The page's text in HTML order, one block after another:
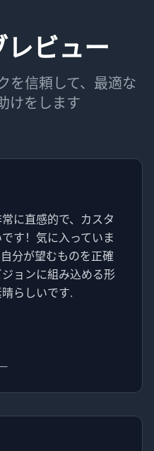
レビュー
を信頼して、最適な
けをします
に直感的で、カスタ
す！気に入っていま
分が望むものを正確
ョンに組み込める形
らしいです.